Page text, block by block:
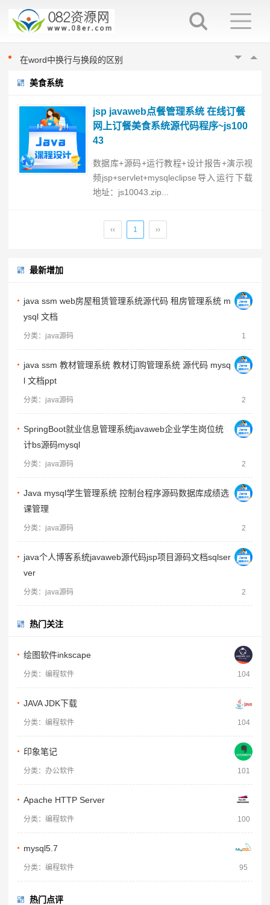
如何在word中进行英文大小写切换
在word中换行与换段的区别
如何在word中进行英文大小写切换
如何在word中渐进式调整字体大小
在word中换行与换段的区别
word填表时如何避免表项向后移动
美食系统
jsp javaweb点餐管理系统 在线订餐
网上订餐美食系统源代码程序~js100
43
数据库+源码+运行教程+设计报告+演示视
频jsp+servlet+mysqleclipse导入运行下载
地址：js10043.zip...
‹‹ 1 ››
最新增加
java ssm web房屋租赁管理系统源代码 租房管理系统 m
ysql 文档
分类：java源码 1
java ssm 教材管理系统 教材订购管理系统 源代码 mysq
l 文档ppt
分类：java源码 2
SpringBoot就业信息管理系统javaweb企业学生岗位统
计bs源码mysql
分类：java源码 2
Java mysql学生管理系统 控制台程序源码数据库成绩选
课管理
分类：java源码 2
java个人博客系统javaweb源代码jsp项目源码文档sqlser
ver
分类：java源码 2
热门关注
绘图软件inkscape
分类：编程软件 104
JAVA JDK下载
分类：编程软件 104
印象笔记
分类：办公软件 101
Apache HTTP Server
分类：编程软件 100
mysql5.7
分类：编程软件 95
热门点评